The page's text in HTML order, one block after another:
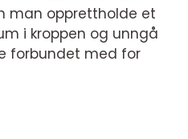
man opprettholde et
i kroppen og unngå
forbundet med for